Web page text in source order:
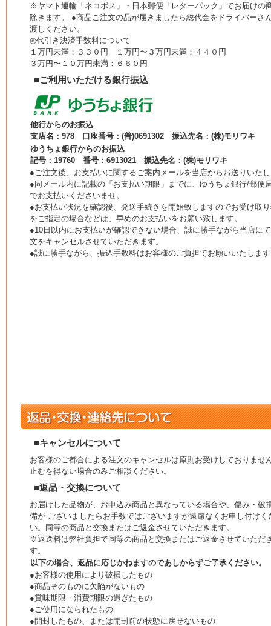
※ヤマト運輸「ネコポス」・日本郵便「レターパック」でお届けの
除きます。 ●商品ご注文の品が届きましたら総代金をドライバーさ
渡しください。
◎代引き決済手数料について
１万円未満：３３０円 １万円〜３万円未満：４４０円
３万円〜１０万円未満：６６０円
■ご利用いただける銀行振込
他行からのお振込
支店名：978 口座番号：(普)0691302 振込先名：(株)モリワキ
ゆうちょ銀行からのお振込
記号：19760 番号：6913021 振込先名：(株)モリワキ
●ご注文後、お支払いに関するご案内メールを当店からお送りいた
●同メール内に記載の「お支払い期限」までに、ゆうちょ銀行/郵便
でお支払いくださいませ。
●お支払い状況を確認後、発送手続きを開始致しますのでお受け取
をご指定の場合などは、早めのお支払いをお願い致します。
●10日以内にお支払いが確認できない場合、誠に勝手ながら当店に
文をキャンセルさせていただきます。
●誠に勝手ながら、振込手数料はお客様のご負担でお願いいたしま
■キャンセルについて
お客様のご都合による注文のキャンセルは原則お受けしておりませ
止むを得ない場合のみご相談ください。
■返品・交換について
お届けした品物が、お申込み商品と異なっている場合や、傷み・破
備が ございましたらお手数ではございますが遠慮なくお申し付けく
い。同等の商品と交換またはご返金させていただきます。
※返送料は弊社負担で同等の商品と交換またはご返金させていただ
す。
以下の場合、返品に応じかねますのであしからずご了承ください。
●お客様の使用により破損したもの
●商品そのものに欠陥がないもの
●賞味期限・消費期限の過ぎたもの
●ご使用になられたもの
●開封したもの、または開封前の状態に戻せないもの